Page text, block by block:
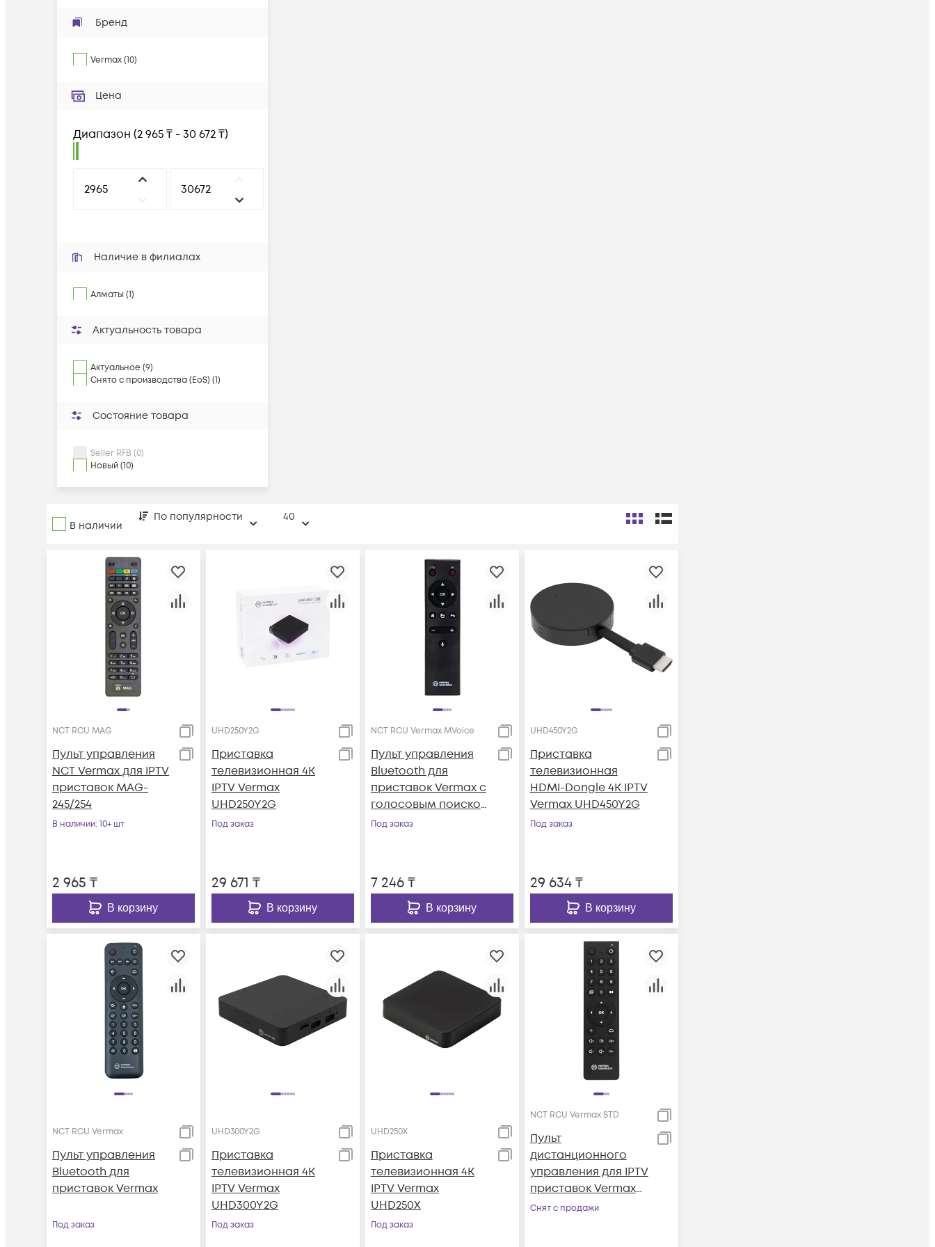
Бренд
Vermax(10)
Цена
Диапазон (2 965 ₸ - 30 672 ₸)
Наличие в филиалах
Алматы (1)
Актуальность товара
Актуальное (9)
Снято с производства (EoS) (1)
Состояние товара
Seller RFB (0)
Новый (10)
В наличии
По популярности 40
NCT RCU MAG
Пульт управления
NCT Vermax для IPTV
приставок MAG-
245/254
В наличии: 10+ шт
2 965 ₸
В корзину
UHD250Y2G
Приставка
телевизионная 4K
IPTV Vermax
UHD250Y2G
Под заказ
29 671 ₸
В корзину
NCT RCU Vermax MVoice
Пульт управления
Bluetooth для
приставок Vermax c
голосовым поиском
и аэромышью
Под заказ
7 246₸
В корзину
UHD450Y2G
Приставка
телевизионная
HDMI-Dongle 4K IPTV
Vermax UHD450Y2G
Под заказ
29 634₸
В корзину
NCT RCU Vermax
Пульт управления
Bluetooth для
приставок Vermax
Под заказ
UHD300Y2G
Приставка
телевизионная 4K
IPTV Vermax
UHD300Y2G
Под заказ
UHD250X
Приставка
телевизионная 4K
IPTV Vermax
UHD250X
Под заказ
NCT RCU Vermax STD
Пульт
дистанционного
управления для IPTV
приставок Vermax
серии UHD Y
Снят с продажи